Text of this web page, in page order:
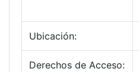
Ubicación:
Derechos de Acceso: